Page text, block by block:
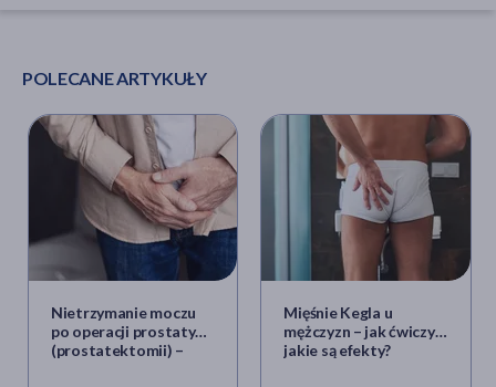
POLECANE ARTYKUŁY
Nietrzymanie moczu
po operacji prostaty
(prostatektomii) –
Mięśnie Kegla u
mężczyzn – jak ćwiczyć,
jakie są efekty?